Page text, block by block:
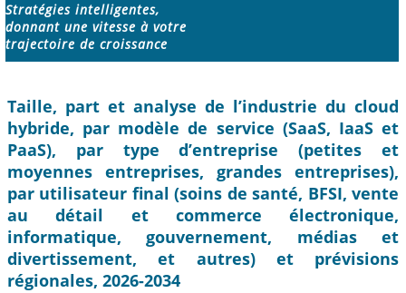
Stratégies intelligentes,
donnant une vitesse à votre
trajectoire de croissance
Taille, part et analyse de l’industrie du cloud
hybride, par modèle de service (SaaS, IaaS et
PaaS), par type d’entreprise (petites et
moyennes entreprises, grandes entreprises),
par utilisateur final (soins de santé, BFSI, vente
au détail et commerce électronique,
informatique, gouvernement, médias et
divertissement, et autres) et prévisions
régionales, 2026-2034